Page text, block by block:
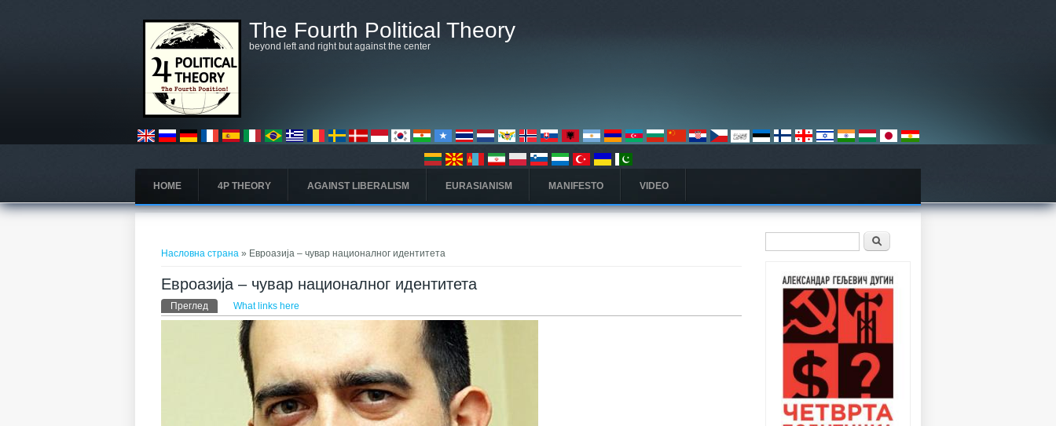
The Fourth Political Theory
beyond left and right but against the center
HOME 4P THEORY AGAINST LIBERALISM EURASIANISM MANIFESTO VIDEO
Насловна страна » Евроазија – чувар националног идентитета
Евроазија – чувар националног идентитета
Примарни табови
Преглед (active tab)What links here
Search form